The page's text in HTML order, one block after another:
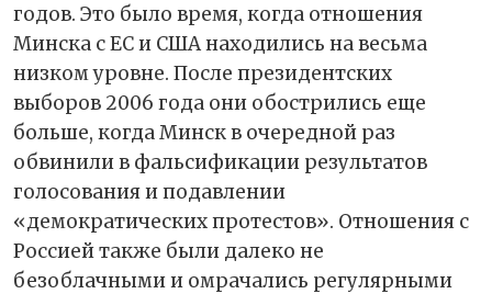
годов. Это было время, когда отношения
Минска с ЕС и США находились на весьма
низком уровне. После президентских
выборов 2006 года они обострились еще
больше, когда Минск в очередной раз
обвинили в фальсификации результатов
голосования и подавлении
«демократических протестов». Отношения с
Россией также были далеко не
безоблачными и омрачались регулярными